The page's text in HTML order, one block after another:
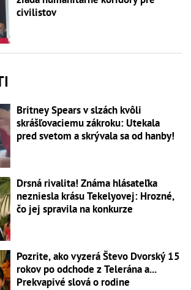
civilistov
Britney Spears v slzách kvôli
skrášľovaciemu zákroku: Utekala
pred svetom a skrývala sa od hanby!
Drsná rivalita! Známa hlásateľka
nezniesla krásu Tekelyovej: Hrozné,
čo jej spravila na konkurze
Pozrite, ako vyzerá Števo Dvorský 15
rokov po odchode z Telerána a...
Prekvapivé slová o rodine